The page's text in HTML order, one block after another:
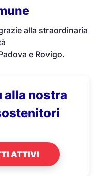
alla straordinaria
e Rovigo.
alla nostra
ATTIVI